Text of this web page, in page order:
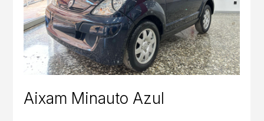
Aixam Minauto Azul